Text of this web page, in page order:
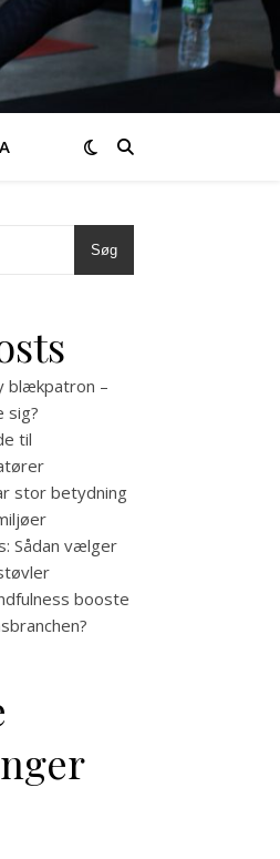
Søg
blækpatron –
sig?
til
stor betydning
Sådan vælger
booste